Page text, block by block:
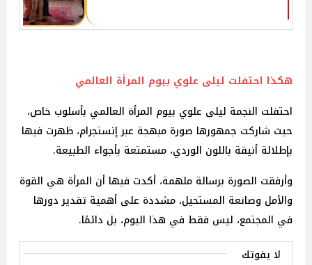
هكذا احتفلت ليلى علوي بيوم المرأة العالمي
احتفلت النجمة ليلى علوي بيوم المرأة العالمي بأسلوب خاص،
حيث شاركت جمهورها صورة مبهجة عبر إنستجرام، ظهرت فيها
بإطلالة أنيقة باللون الوردي، مستمتعة بأجواء الطبيعة.
وأرفقت الصورة برسالة ملهمة، أكدت فيها أن المرأة هي القوة
والأمل وصانعة المستحيل، مشددة على أهمية تقدير دورها
في المجتمع، ليس فقط في هذا اليوم، بل دائمًا.
لا يفوتك